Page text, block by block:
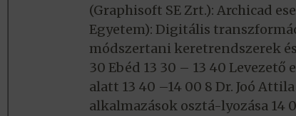
(Graphisoft SE Zrt.): Archicad
Egyetem): Digitális
módszertani keretrendszerek
30 Ebéd 13 30 – 13 40
alatt 13 40 –14 00 8 Dr. Joó
alkalmazások osztá-lyozása 14